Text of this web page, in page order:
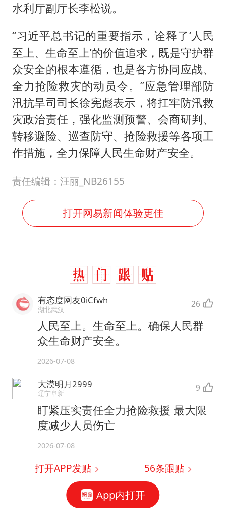
水利厅副厅长李松说。
“习近平总书记的重要指示，诠释了‘人民
至上、生命至上’的价值追求，既是守护群
众安全的根本遵循，也是各方协同应战、
全力抢险救灾的动员令。”应急管理部防
汛抗旱司司长徐宪彪表示，将扛牢防汛救
灾政治责任，强化监测预警、会商研判、
转移避险、巡查防守、抢险救援等各项工
作措施，全力保障人民生命财产安全。
责任编辑：汪丽_NB26155
打开网易新闻体验更佳
有态度网友0iCfwh
湖北武汉 26
人民至上。生命至上。确保人民群
众生命财产安全。
2026-07-08
大漠明月2999
辽宁阜新 9
盯紧压实责任全力抢险救援 最大限
度减少人员伤亡
2026-07-08
打开APP发贴 56条跟贴
App内打开